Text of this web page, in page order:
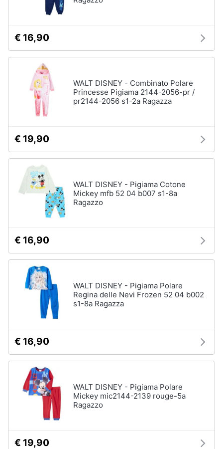
€ 16,90
WALT DISNEY - Combinato Polare
Princesse Pigiama 2144-2056-pr /
pr2144-2056 s1-2a Ragazza
€ 19,90
WALT DISNEY - Pigiama Cotone
Mickey mfb 52 04 b007 s1-8a
Ragazzo
€ 16,90
WALT DISNEY - Pigiama Polare
Regina delle Nevi Frozen 52 04 b002
s1-8a Ragazza
€ 16,90
WALT DISNEY - Pigiama Polare
Mickey mic2144-2139 rouge-5a
Ragazzo
€ 19,90